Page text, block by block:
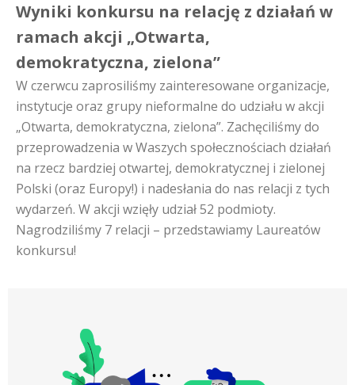
Wyniki konkursu na relację z działań w
ramach akcji „Otwarta,
demokratyczna, zielona”
W czerwcu zaprosiliśmy zainteresowane organizacje,
instytucje oraz grupy nieformalne do udziału w akcji
„Otwarta, demokratyczna, zielona”. Zachęciliśmy do
przeprowadzenia w Waszych społecznościach działań
na rzecz bardziej otwartej, demokratycznej i zielonej
Polski (oraz Europy!) i nadesłania do nas relacji z tych
wydarzeń. W akcji wzięły udział 52 podmioty.
Nagrodziliśmy 7 relacji – przedstawiamy Laureatów
konkursu!